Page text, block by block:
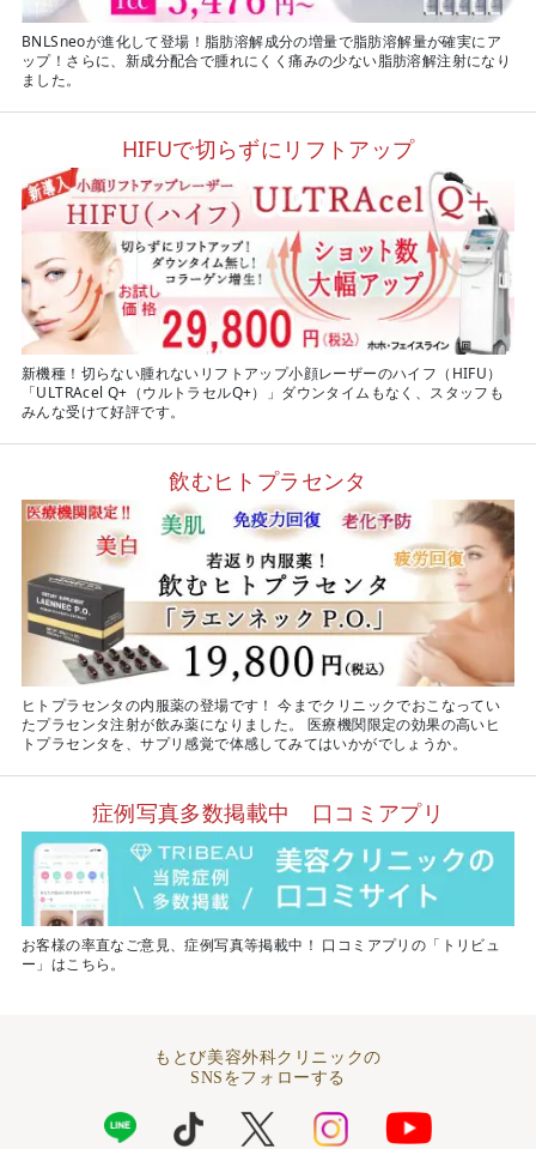
BNLSneoが進化して登場！脂肪溶解成分の増量で脂肪溶解量が確実にア
ップ！さらに、新成分配合で腫れにくく痛みの少ない脂肪溶解注射になり
ました。
HIFUで切らずにリフトアップ
新機種！切らない腫れないリフトアップ小顔レーザーのハイフ（HIFU）
「ULTRAcel Q+（ウルトラセルQ+）」ダウンタイムもなく、スタッフも
みんな受けて好評です。
飲むヒトプラセンタ
ヒトプラセンタの内服薬の登場です！ 今までクリニックでおこなってい
たプラセンタ注射が飲み薬になりました。 医療機関限定の効果の高いヒ
トプラセンタを、サプリ感覚で体感してみてはいかがでしょうか。
症例写真多数掲載中 口コミアプリ
お客様の率直なご意見、症例写真等掲載中！ 口コミアプリの「トリビュ
ー」はこちら。
もとび美容外科クリニックの
SNSをフォローする